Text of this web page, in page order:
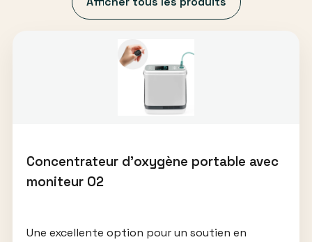
Concentrateur d’oxygène portable avec
moniteur O2
Une excellente option pour un soutien en